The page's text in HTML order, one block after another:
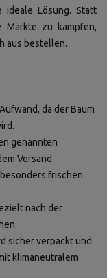
ideale Lösung. Statt
zu kämpfen,
aus bestellen.
da der Baum
genannten
Versand
frischen
nach der
sicher verpackt und
klimaneutralem